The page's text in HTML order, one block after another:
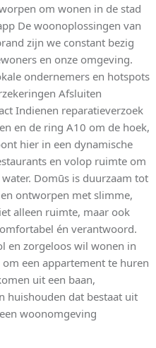
om wonen in de stad
De woonoplossingen van
zijn we constant bezig
en onze omgeving.
ondernemers en hotspots
Afsluiten
Indienen reparatieverzoek
en de ring A10 om de hoek,
hier in een dynamische
en volop ruimte om
Domūs is duurzaam tot
ontworpen met slimme,
alleen ruimte, maar ook
én verantwoord.
en zorgeloos wil wonen in
een appartement te huren
uit een baan,
huishouden dat bestaat uit
woonomgeving